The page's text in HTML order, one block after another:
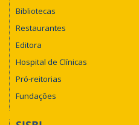
Bibliotecas
Restaurantes
Editora
Hospital de Clínicas
Pró-reitorias
Fundações